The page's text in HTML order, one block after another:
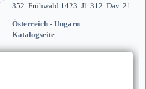
352. Frühwald 1423. Jl. 312. Dav. 21.
Österreich - Ungarn
Katalogseite